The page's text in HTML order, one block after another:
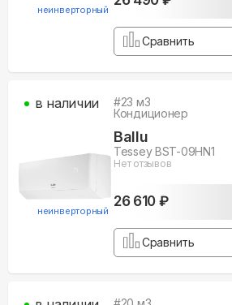
неинверторный
Сравнить
неинверторный
#23 м3
Кондиционер
Ballu
Tessey BST-09HN1
Нет отзывов
26 610 ₽
в наличии
Сравнить